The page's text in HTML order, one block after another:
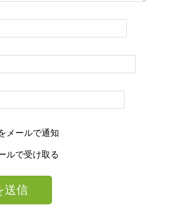
メールで通知
ルで受け取る